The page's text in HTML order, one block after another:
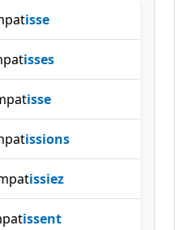
isse
isses
isse
issions
issiez
issent